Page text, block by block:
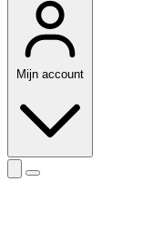
Mijn account